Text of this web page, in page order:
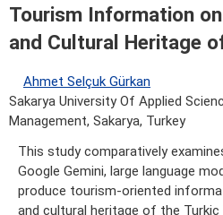
Tourism Information
and Cultural Heritage
Ahmet Selçuk Gürkan
Sakarya University Of Applied
Management, Sakarya, Turkey
This study comparatively
Google Gemini, large language
produce tourism-oriented
and cultural heritage of the Turkic